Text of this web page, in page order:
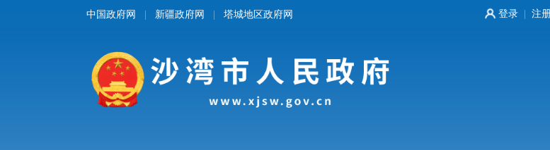
中国政府网 新疆政府网 塔城地区政府网 登录 注